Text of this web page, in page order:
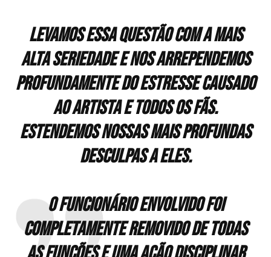
Levamos essa questão com a mais
alta seriedade e nos arrependemos
profundamente do estresse causado
ao artista e todos os fãs.
Estendemos nossas mais profundas
desculpas a eles.
O funcionário envolvido foi
completamente removido de todas